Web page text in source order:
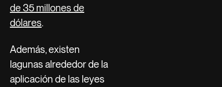
de 35 millones de
dólares.
Además, existen
lagunas alrededor de la
aplicación de las leyes